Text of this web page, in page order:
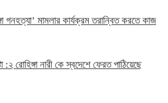
গনহত্যা’ মামলার কার্যক্রম তরান্বিত করতে কাজ
:২ রোহিঙ্গা নারী কে স্বদেশে ফেরত পাঠিয়েছে